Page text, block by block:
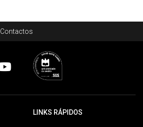
Contactos
LINKS RÁPIDOS